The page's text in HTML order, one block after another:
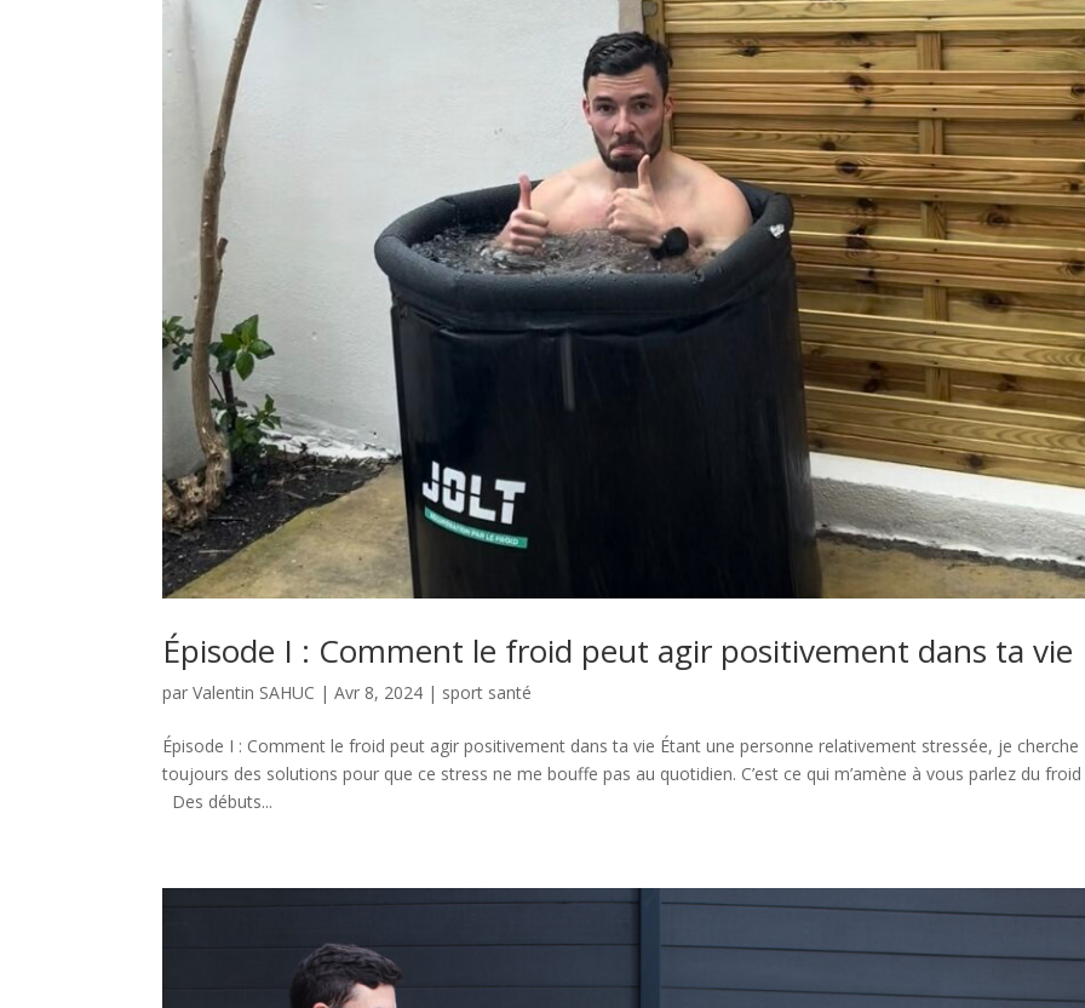
Épisode I : Comment le froid peut agir positivement dans ta vie
parValentin SAHUC |Avr 8, 2024 | sport santé
Épisode I : Comment le froid peut agir positivement dans ta vie Étant une personne relativement stressée, je cherche
toujours des solutions pour que ce stress ne me bouffe pas au quotidien. C’est ce qui m’amène à vous parlez du froid
Des débuts...